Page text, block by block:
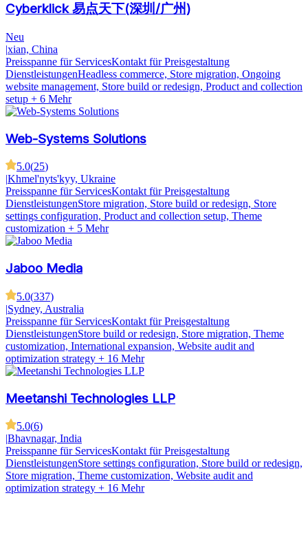
Cyberklick 易点天下(深圳/广州)
Neu
|xian, China
Preisspanne für ServicesKontakt für Preisgestaltung
DienstleistungenHeadless commerce, Store migration, Ongoing
website management, Store build or redesign, Product and collection
setup + 6 Mehr
Web-Systems Solutions
5.0(25)
|Khmel'nyts'kyy, Ukraine
Preisspanne für ServicesKontakt für Preisgestaltung
DienstleistungenStore migration, Store build or redesign, Store
settings configuration, Product and collection setup, Theme
customization + 5 Mehr
Jaboo Media
5.0(337)
|Sydney, Australia
Preisspanne für ServicesKontakt für Preisgestaltung
DienstleistungenStore build or redesign, Store migration, Theme
customization, International expansion, Website audit and
optimization strategy + 16 Mehr
Meetanshi Technologies LLP
5.0(6)
|Bhavnagar, India
Preisspanne für ServicesKontakt für Preisgestaltung
DienstleistungenStore settings configuration, Store build or redesign,
Store migration, Theme customization, Website audit and
optimization strategy + 16 Mehr